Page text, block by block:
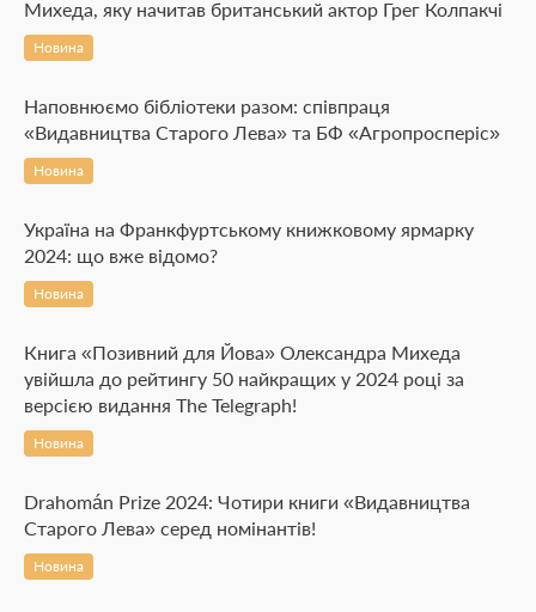
Михеда, яку начитав британський актор Грег Колпакчі
Новина
Наповнюємо бібліотеки разом: співпраця
«Видавництва Старого Лева» та БФ «Агропросперіс»
Новина
Україна на Франкфуртському книжковому ярмарку
2024: що вже відомо?
Новина
Книга «Позивний для Йова» Олександра Михеда
увійшла до рейтингу 50 найкращих у 2024 році за
версією видання The Telegraph!
Новина
Drahomán Prize 2024: Чотири книги «Видавництва
Старого Лева» серед номінантів!
Новина